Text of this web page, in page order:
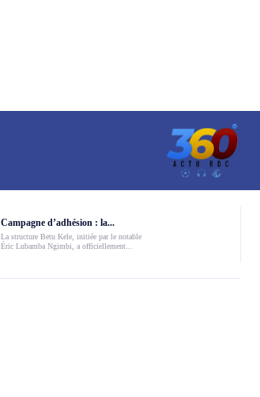
Campagne d’adhésion : la...
La structure Betu Kele, initiée par le notable
Éric Lubamba Ngimbi, a officiellement...